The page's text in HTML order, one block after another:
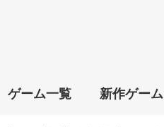
ゲーム一覧 新作ゲーム